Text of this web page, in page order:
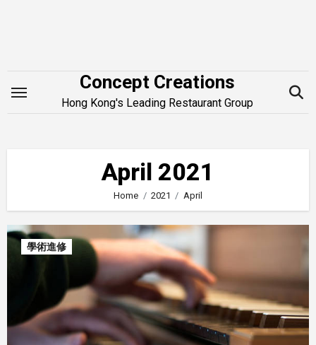
Concept Creations
Hong Kong's Leading Restaurant Group
April 2021
Home 2021 April
學術進修